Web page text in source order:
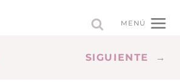
MENÚ
SIGUIENTE →